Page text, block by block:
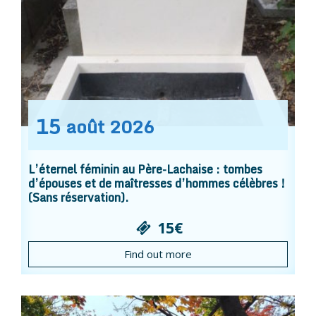
15 août 2026
L’éternel féminin au Père-Lachaise : tombes
d’épouses et de maîtresses d’hommes célèbres !
(Sans réservation).
15€
Find out more